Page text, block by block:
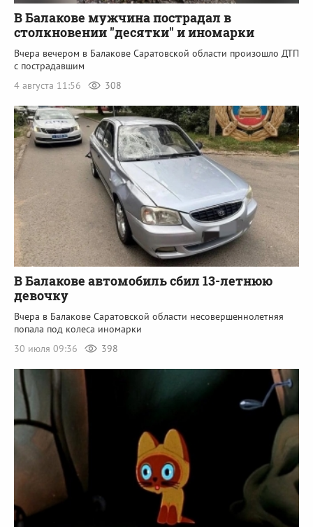
В Балакове мужчина пострадал в
столкновении "десятки" и иномарки
Вчера вечером в Балакове Саратовской области произошло ДТП
с пострадавшим
4 августа 11:56
308
В Балакове автомобиль сбил 13-летнюю
девочку
Вчера в Балакове Саратовской области несовершеннолетняя
попала под колеса иномарки
30 июля 09:36
398